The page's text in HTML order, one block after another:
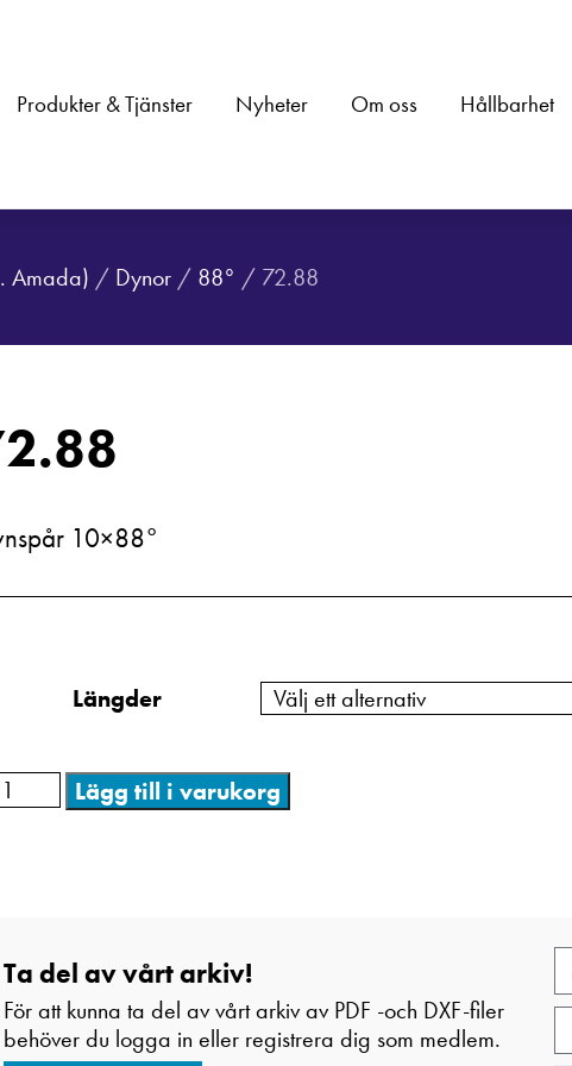
Produkter & Tjänster Nyheter Om oss Hållbarhet
Amada) / Dynor / 88° / 72.88
10×88°
Längder
Lägg till i varukorg
Ta del av vårt arkiv!
För att kunna ta del av vårt arkiv av PDF -och DXF-filer
behöver du logga in eller registrera dig som medlem.